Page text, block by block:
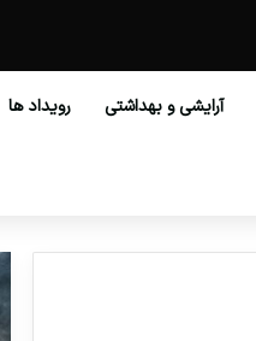
آرایشی و بهداشتی رویداد ها